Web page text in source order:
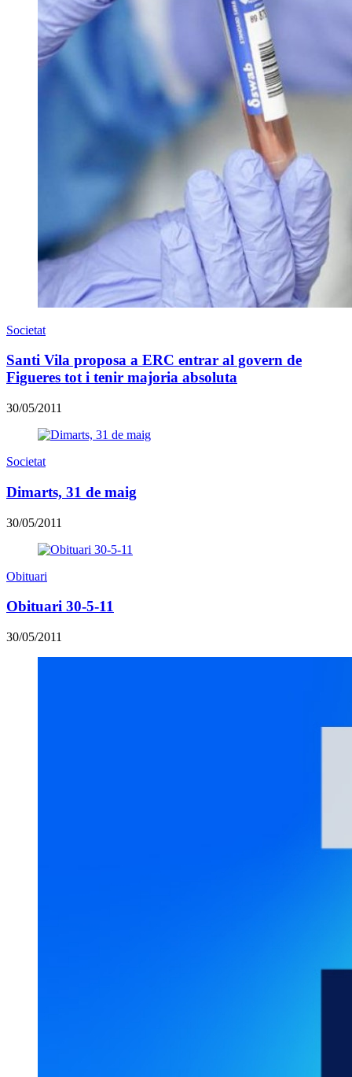
Societat
Santi Vila proposa a ERC entrar al govern de
Figueres tot i tenir majoria absoluta
30/05/2011
Societat
Dimarts, 31 de maig
30/05/2011
Obituari
Obituari 30-5-11
30/05/2011